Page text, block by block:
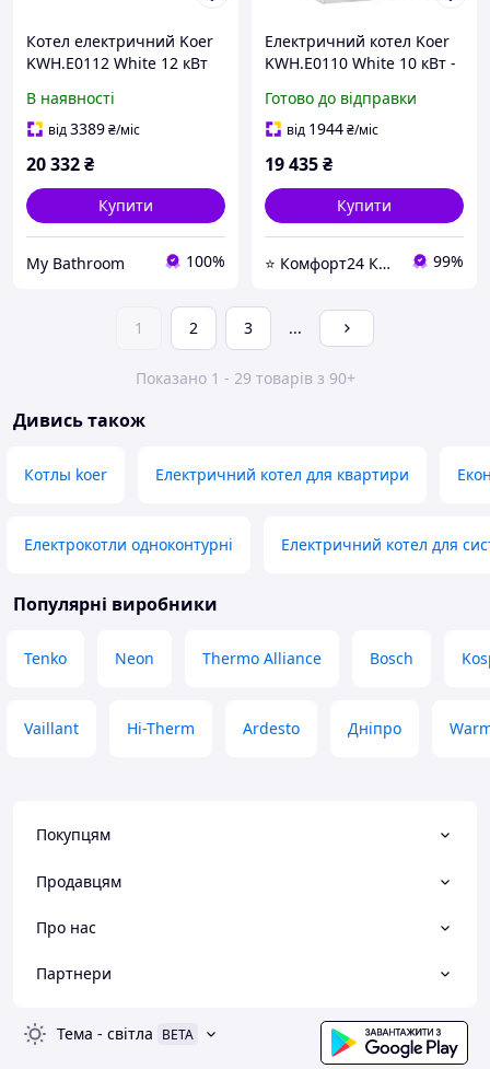
Котел електричний Koer
KWH.E0112 White 12 кВт
В наявності
від3389₴/міс
20 332₴
Купити
My Bathroom 100%
Електричний котел Koer
KWH.E0110 White 10 кВт -
Komfort24-
Готово до відправки
від 1944₴/міс
19 435₴
Купити
⭐ Комфорт24 Київ ⭐ Магазин насосів, змішувачів, сантехніки, водоочистки та опалення ⭐ 99%
1 2 3 ...
Показано 1 - 29 товарів з 90+
Дивись також
Котлы koer Електричний котел для квартири
Електрокотли одноконтурні Електричний котел для
Популярні виробники
Tenko Neon Thermo Alliance Bosch
Vaillant Hi-Therm Ardesto Дніпро
Покупцям
Продавцям
Про нас
Партнери
Тема - світла BETA